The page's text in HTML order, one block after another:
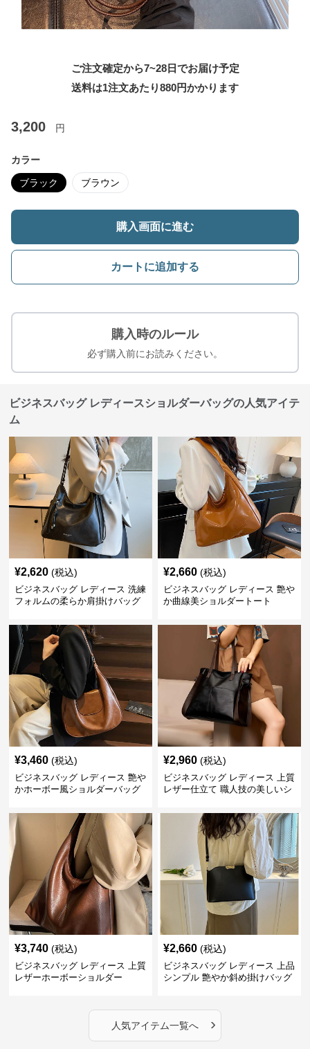
ご注文確定から7~28日でお届け予定
送料は1注文あたり880円かかります
3,200 円
カラー
ブラック ブラウン
購入画面に進む
カートに追加する
購入時のルール
必ず購入前にお読みください。
ビジネスバッグ レディースショルダーバッグの人気アイテ
ム
¥2,620 (税込)
ビジネスバッグ レディース 洗練
フォルムの柔らか肩掛けバッグ
¥2,660 (税込)
ビジネスバッグ レディース 艶や
か曲線美ショルダートート
¥3,460 (税込)
ビジネスバッグ レディース 艶や
かホーボー風ショルダーバッグ
¥2,960 (税込)
ビジネスバッグ レディース 上質
レザー仕立て 職人技の美しいシ
¥3,740 (税込)
ビジネスバッグ レディース 上質
レザーホーボーショルダー
¥2,660 (税込)
ビジネスバッグ レディース 上品
シンプル 艶やか斜め掛けバッグ
人気アイテム一覧へ ›